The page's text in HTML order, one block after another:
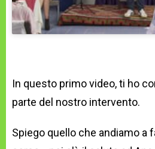
In questo primo video, ti ho
parte del nostro intervento.
Spiego quello che andiamo a